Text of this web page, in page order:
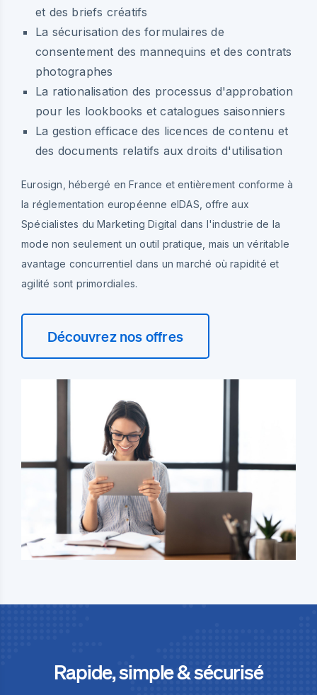
et des briefs créatifs
La sécurisation des formulaires de
consentement des mannequins et des contrats
photographes
La rationalisation des processus d'approbation
pour les lookbooks et catalogues saisonniers
La gestion efficace des licences de contenu et
des documents relatifs aux droits d'utilisation
Eurosign, hébergé en France et entièrement conforme à
la réglementation européenne eIDAS, offre aux
Spécialistes du Marketing Digital dans l'industrie de la
mode non seulement un outil pratique, mais un véritable
avantage concurrentiel dans un marché où rapidité et
agilité sont primordiales.
Découvrez nos offres
Rapide, simple & sécurisé